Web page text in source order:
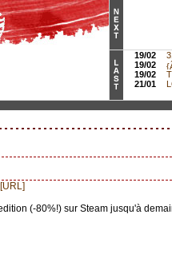
19/02
19/02
19/02
21/01
[URL]
(-80%!) sur Steam jusqu'à